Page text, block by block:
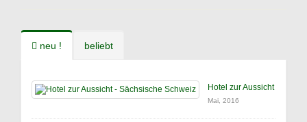
neu ! beliebt
Hotel zur Aussicht
Mai, 2016